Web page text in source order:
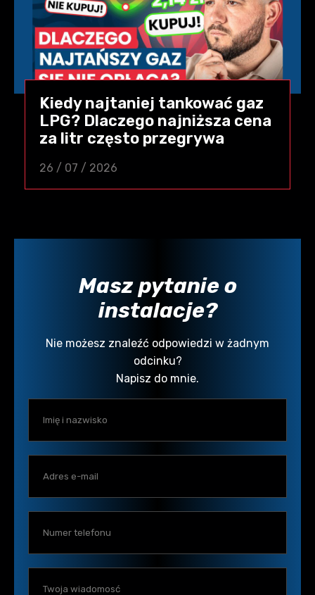
Kiedy najtaniej tankować gaz
LPG? Dlaczego najniższa cena
za litr często przegrywa
26 / 07 / 2026
Masz pytanie o
instalacje?
Nie możesz znaleźć odpowiedzi w żadnym
odcinku?
Napisz do mnie.